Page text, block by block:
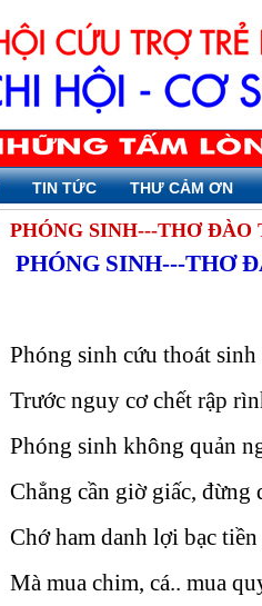
TIN TỨC THƯ CẢM ƠN
PHÓNG SINH---THƠ ĐÀO
PHÓNG SINH---THƠ
Phóng sinh cứu thoát
Trước nguy cơ chết rập
Phóng sinh không quản
Chẳng cần giờ giấc, đừng
Chớ ham danh lợi bạc tiền
Mà mua chim, cá.. mua